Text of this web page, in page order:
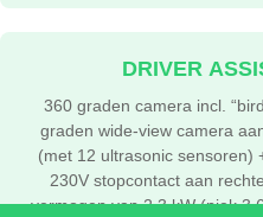
DRIVER
360 graden camera incl.
graden wide-view camera
(met 12 ultrasonic sensoren)
230V stopcontact aan
vermogen van 2,3 kW (piek